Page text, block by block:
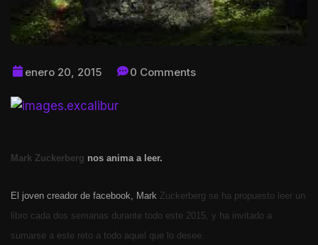
enero 20, 2015 0 Comments
Mark Zuckerberg nos anima a leer.
El joven creador de facebook, Mark Zuckerberg se ha propuesto leer un
libro cada dos semanas durante todo este 2015, y ha invitado a
sumarse a este reto a todo aquel que lo desee.